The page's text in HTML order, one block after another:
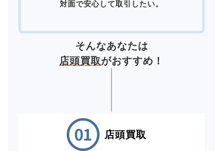
対面で安心して取引したい。
そんなあなたは
店頭買取がおすすめ！
店頭買取